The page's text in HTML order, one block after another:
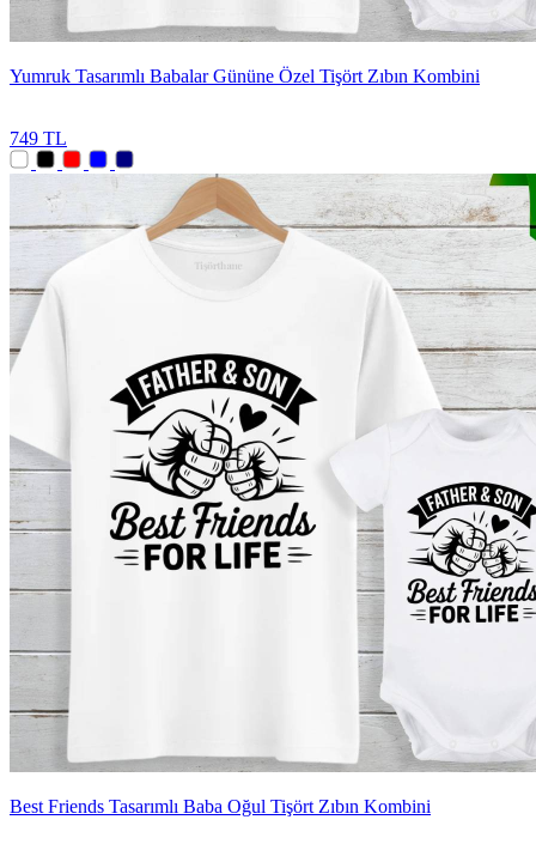
Yumruk Tasarımlı Babalar Gününe Özel Tişört Zıbın Kombini
749 TL
Best Friends Tasarımlı Baba Oğul Tişört Zıbın Kombini